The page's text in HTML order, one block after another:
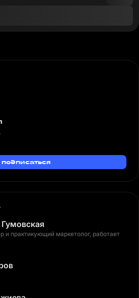
подписаться
и практикующий маркетолог, работает